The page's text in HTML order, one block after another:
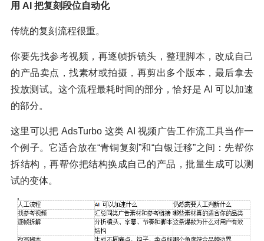
用 AI 把复刻段位自动化
传统的复刻流程很重。
你要先找参考视频，再逐帧拆镜头，整理脚本，改成自己
的产品卖点，找素材或拍摄，再剪出多个版本，最后拿去
投放测试。这个流程最耗时间的部分，恰好是 AI 可以加速
的部分。
这里可以把 AdsTurbo 这类 AI 视频广告工作流工具当作一
个例子。它适合放在“青铜复刻”和“白银迁移”之间：先帮你
拆结构，再帮你把结构换成自己的产品，批量生成可以测
试的变体。